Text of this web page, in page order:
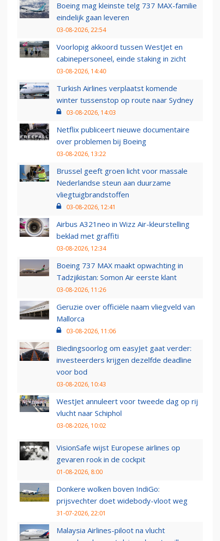
Boeing mag kleinste telg 737 MAX-familie
eindelijk gaan leveren
03-08-2026, 22:54
Voorlopig akkoord tussen WestJet en
cabinepersoneel, einde staking in zicht
03-08-2026, 14:40
Turkish Airlines verplaatst komende
winter tussenstop op route naar Sydney
03-08-2026, 14:03
Netflix publiceert nieuwe documentaire
over problemen bij Boeing
03-08-2026, 13:22
Brussel geeft groen licht voor massale
Nederlandse steun aan duurzame
vliegtuigbrandstoffen
03-08-2026, 12:41
Airbus A321neo in Wizz Air-kleurstelling
beklad met graffiti
03-08-2026, 12:34
Boeing 737 MAX maakt opwachting in
Tadzjikistan: Somon Air eerste klant
03-08-2026, 11:26
Geruzie over officiële naam vliegveld van
Mallorca
03-08-2026, 11:06
Biedingsoorlog om easyJet gaat verder:
investeerders krijgen dezelfde deadline
voor bod
03-08-2026, 10:43
WestJet annuleert voor tweede dag op rij
vlucht naar Schiphol
03-08-2026, 10:02
VisionSafe wijst Europese airlines op
gevaren rook in de cockpit
01-08-2026, 8:00
Donkere wolken boven IndiGo:
prijsvechter doet widebody-vloot weg
31-07-2026, 22:01
Malaysia Airlines-piloot na vlucht